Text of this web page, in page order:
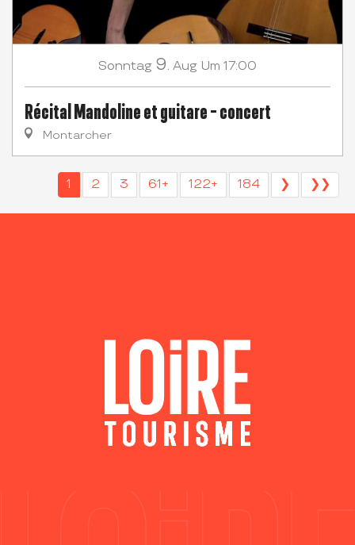
Sonntag 9. Aug Um 17:00
Récital Mandoline et guitare - concert
Montarcher
1 2 3 61+ 122+ 184 ❯ ❯❯